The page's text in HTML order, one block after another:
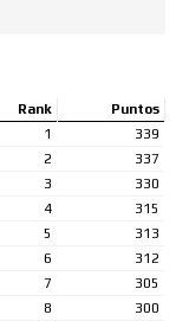
Rank
Puntos
1
339
2
337
3
330
4
315
5
313
6
312
7
305
8
300